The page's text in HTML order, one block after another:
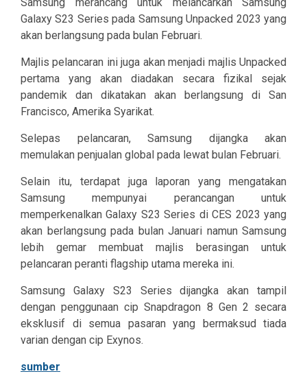
Samsung merancang untuk melancarkan Samsung
Galaxy S23 Series pada Samsung Unpacked 2023 yang
akan berlangsung pada bulan Februari.
Majlis pelancaran ini juga akan menjadi majlis Unpacked
pertama yang akan diadakan secara fizikal sejak
pandemik dan dikatakan akan berlangsung di San
Francisco, Amerika Syarikat.
Selepas pelancaran, Samsung dijangka akan
memulakan penjualan global pada lewat bulan Februari.
Selain itu, terdapat juga laporan yang mengatakan
Samsung mempunyai perancangan untuk
memperkenalkan Galaxy S23 Series di CES 2023 yang
akan berlangsung pada bulan Januari namun Samsung
lebih gemar membuat majlis berasingan untuk
pelancaran peranti flagship utama mereka ini.
Samsung Galaxy S23 Series dijangka akan tampil
dengan penggunaan cip Snapdragon 8 Gen 2 secara
eksklusif di semua pasaran yang bermaksud tiada
varian dengan cip Exynos.
sumber